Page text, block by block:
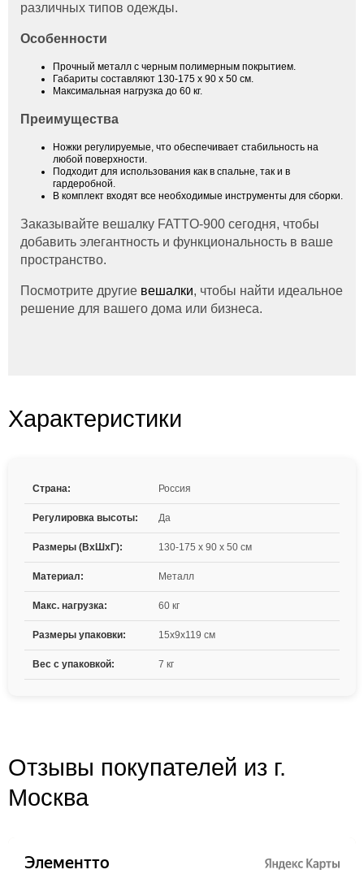
различных типов одежды.
Особенности
Прочный металл с черным полимерным покрытием.
Габариты составляют 130-175 x 90 x 50 см.
Максимальная нагрузка до 60 кг.
Преимущества
Ножки регулируемые, что обеспечивает стабильность на
любой поверхности.
Подходит для использования как в спальне, так и в
гардеробной.
В комплект входят все необходимые инструменты для сборки.
Заказывайте вешалку FATTO-900 сегодня, чтобы
добавить элегантность и функциональность в ваше
пространство.
Посмотрите другие вешалки, чтобы найти идеальное
решение для вашего дома или бизнеса.
Характеристики
Страна: Россия
Регулировка высоты: Да
Размеры (ВxШxГ): 130-175 x 90 x 50 см
Материал: Металл
Макс. нагрузка: 60 кг
Размеры упаковки: 15x9x119 см
Вес с упаковкой: 7 кг
Отзывы покупателей из г.
Москва